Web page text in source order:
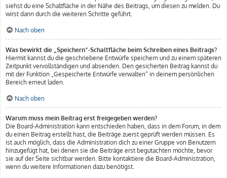
siehst du eine Schaltfläche in der Nähe des Beitrags, um diesen zu melden. Du
wirst dann durch die weiteren Schritte geführt.
Nach oben
Was bewirkt die „Speichern“-Schaltfläche beim Schreiben eines Beitrags?
Hiermit kannst du die geschriebene Entwürfe speichern und zu einem späteren
Zeitpunkt vervollständigen und absenden. Den gesicherten Beitrag kannst du
mit der Funktion „Gespeicherte Entwürfe verwalten“ in deinem persönlichen
Bereich erneut laden.
Nach oben
Warum muss mein Beitrag erst freigegeben werden?
Die Board-Administration kann entschieden haben, dass in dem Forum, in dem
du einen Beitrag erstellt hast, die Beiträge zuerst geprüft werden müssen. Es
ist auch möglich, dass die Administration dich zu einer Gruppe von Benutzern
hinzugefügt hat, bei denen sie die Beiträge erst begutachten möchte, bevor
sie auf der Seite sichtbar werden. Bitte kontaktiere die Board-Administration,
wenn du weitere Informationen dazu benötigst.